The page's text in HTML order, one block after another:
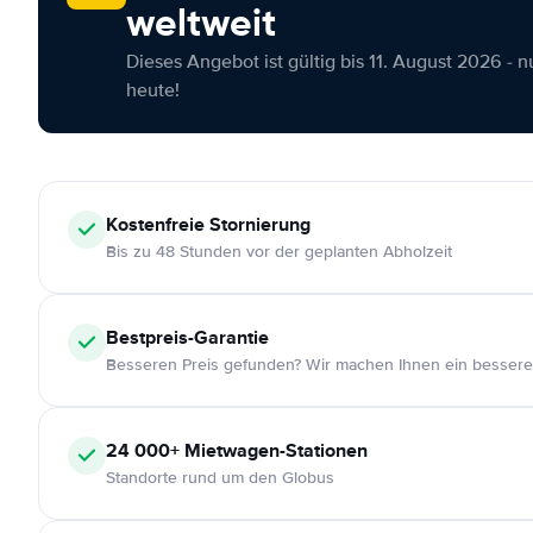
weltweit
Dieses Angebot ist gültig bis 11. August 2026 -
heute!
KostenfreieStornierung
Bis zu 48 Stunden vor der geplanten Abholzeit
Bestpreis-Garantie
Besseren Preis gefunden? Wir machen Ihnen ein
24 000+ Mietwagen-Stationen
Standorte rund um den Globus